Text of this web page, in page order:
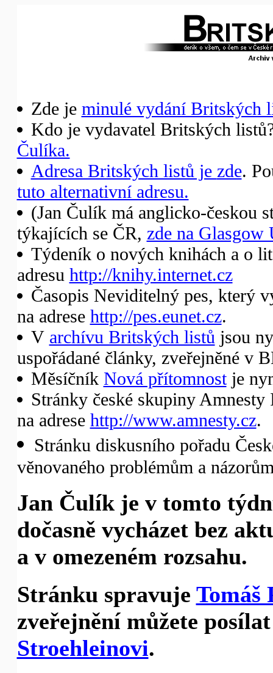
Zde je minulé vydání Britských
Kdo je vydavatel Britských
Čulíka.
Adresa Britských listů je zde.
tuto alternativní adresu.
(Jan Čulík má anglicko-českou
týkajících se ČR, zde na Glasgow
Týdeník o nových knihách a o
adresu http://knihy.internet.cz
Časopis Neviditelný pes, který
na adrese http://pes.eunet.cz.
V archívu Britských listů jsou
uspořádané články, zveřejněné v
Měsíčník Nová přítomnostje
Stránky české skupiny Amnesty
na adrese http://www.amnesty.cz.
Stránku diskusního pořadu
věnovaného problémům a
Jan Čulík je v tomto
dočasně vycházet bez
a v omezeném rozsahu.
Stránku spravuje Tomáš
zveřejnění můžete
Stroehleinovi.